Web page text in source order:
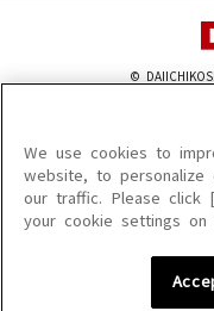
©
このサイトに掲載されている一
を問わず、著作権法の定める範
を禁じます。
楽曲及びコンテンツは、機種に
楽曲及びコンテンツの配信日、
We use cookies to
website, to personalize
our traffic. Please click
your cookie settings on